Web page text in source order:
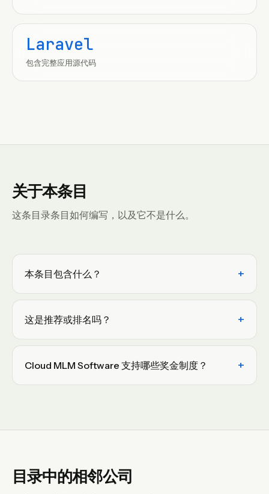
Laravel
包含完整应用源代码
关于本条目
这条目录条目如何编写，以及它不是什么。
本条目包含什么？
这是推荐或排名吗？
Cloud MLM Software 支持哪些奖金制度？
目录中的相邻公司